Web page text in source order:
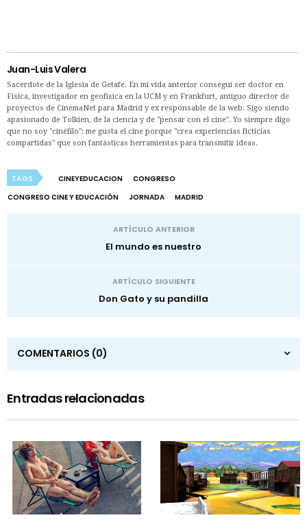
Juan-Luis Valera
Sacerdote de la Iglesia de Getafe. En mi vida anterior conseguí ser doctor en
Física, investigador en geofísica en la UCM y en Frankfurt, antiguo director de
proyectos de CinemaNet para Madrid y ex responsable de la web. Sigo siendo
apasionado de Tolkien, de la ciencia y de "pensar con el cine". Yo siempre digo
que no soy "cinéfilo": me gusta el cine porque "crea experiencias ficticias
compartidas" que son fantásticas herramientas para transmitir ideas.
TAGS CINEYEDUCACION
CONGRESO
CONGRESO CINE Y EDUCACIÓN
JORNADA MADRID
ARTÍCULO ANTERIOR
El mundo es nuestro
ARTÍCULO SIGUIENTE
Don Gato y su pandilla
COMENTARIOS (0)
Entradas relacionadas